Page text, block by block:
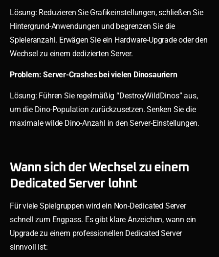
Lösung: Reduzieren Sie Grafikeinstellungen, schließen Sie
Hintergrund-Anwendungen und begrenzen Sie die
Spieleranzahl. Erwägen Sie ein Hardware-Upgrade oder den
Wechsel zu einem dedizierten Server.
Problem: Server-Crashes bei vielen Dinosauriern
Lösung: Führen Sie regelmäßig “DestroyWildDinos” aus,
um die Dino-Population zurückzusetzen. Senken Sie die
maximale wilde Dino-Anzahl in den Server-Einstellungen.
Wann sich der Wechsel zu einem
Dedicated Server lohnt
Für viele Spielgruppen wird ein Non-Dedicated Server
schnell zum Engpass. Es gibt klare Anzeichen, wann ein
Upgrade zu einem professionellen Dedicated Server
sinnvoll ist: